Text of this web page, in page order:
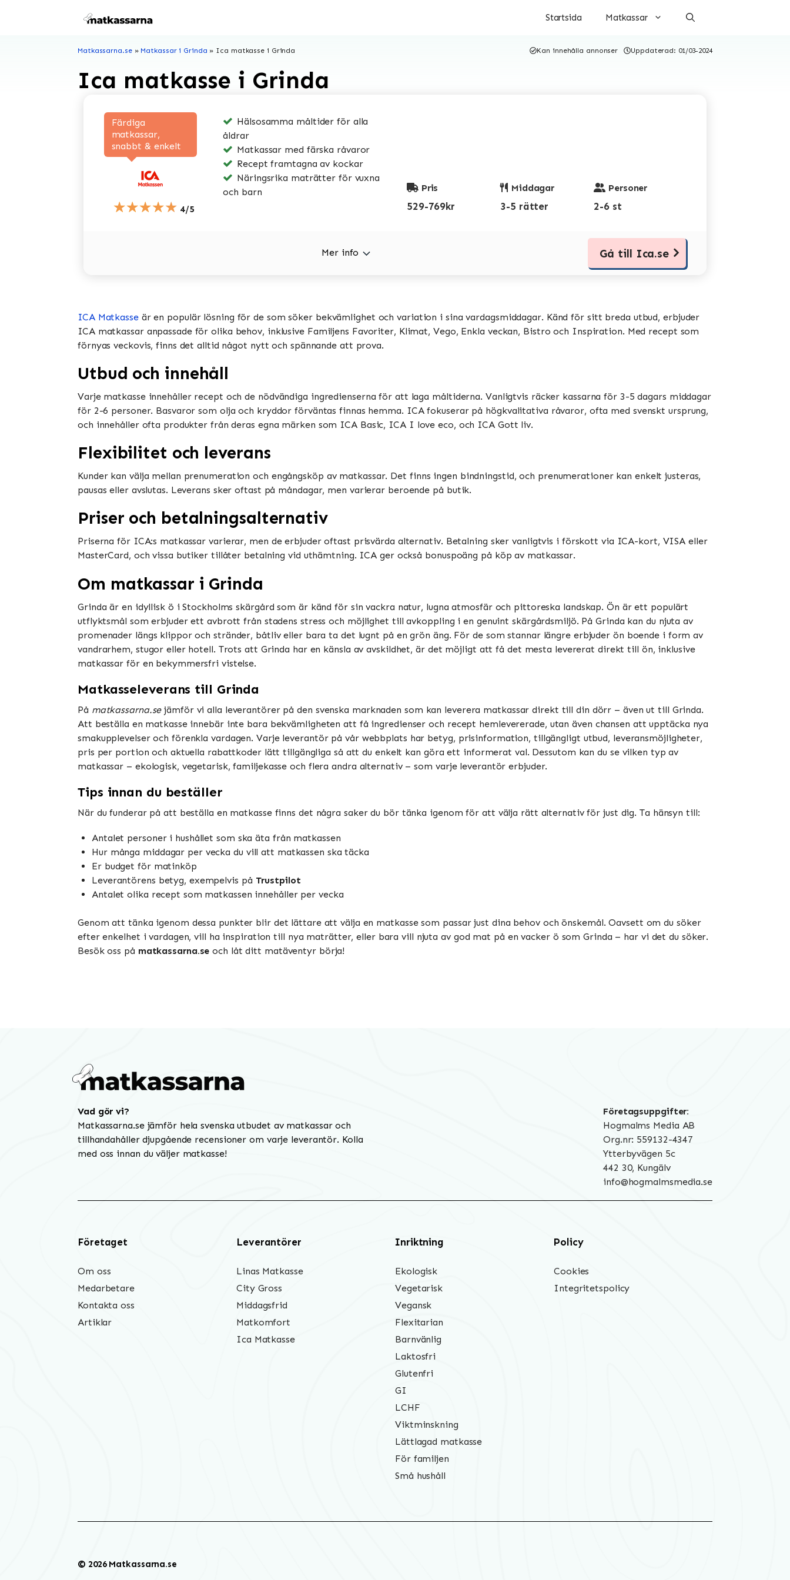
Startsida Matkassar
Matkassarna.se» Matkassar i Grinda » Ica matkasse i Grinda Kan innehålla annonser Uppdaterad: 01/03-2024
Ica matkasse i Grinda
Färdiga
matkassar,
snabbt & enkelt
★★★★★ 4/5
Hälsosamma måltider för alla
åldrar
Matkassar med färska råvaror
Recept framtagna av kockar
Näringsrika maträtter för vuxna
och barn
Pris
529-769kr
Middagar
3-5 rätter
Personer
2-6 st
Mer info Gå till Ica.se
ICA Matkasseär en populär lösning för de som söker bekvämlighet och variation i sina vardagsmiddagar. Känd för sitt breda utbud, erbjuder
ICA matkassar anpassade för olika behov, inklusive Familjens Favoriter, Klimat, Vego, Enkla veckan, Bistro och Inspiration​​​​. Med recept som
förnyas veckovis, finns det alltid något nytt och spännande att prova​​.
Utbud och innehåll
Varje matkasse innehåller recept och de nödvändiga ingredienserna för att laga måltiderna. Vanligtvis räcker kassarna för 3-5 dagars middagar
för 2-6 personer. Basvaror som olja och kryddor förväntas finnas hemma​​. ICA fokuserar på högkvalitativa råvaror, ofta med svenskt ursprung,
och innehåller ofta produkter från deras egna märken som ICA Basic, ICA I love eco, och ICA Gott liv​​.
Flexibilitet och leverans
Kunder kan välja mellan prenumeration och engångsköp av matkassar. Det finns ingen bindningstid, och prenumerationer kan enkelt justeras,
pausas eller avslutas. Leverans sker oftast på måndagar, men varierar beroende på butik​​​​.
Priser och betalningsalternativ
Priserna för ICA:s matkassar varierar, men de erbjuder oftast prisvärda alternativ. Betalning sker vanligtvis i förskott via ICA-kort, VISA eller
MasterCard, och vissa butiker tillåter betalning vid uthämtning. ICA ger också bonuspoäng på köp av matkassar​​.
Om matkassar i Grinda
Grinda är en idyllisk ö i Stockholms skärgård som är känd för sin vackra natur, lugna atmosfär och pittoreska landskap. Ön är ett populärt
utflyktsmål som erbjuder ett avbrott från stadens stress och möjlighet till avkoppling i en genuint skärgårdsmiljö. På Grinda kan du njuta av
promenader längs klippor och stränder, båtliv eller bara ta det lugnt på en grön äng. För de som stannar längre erbjuder ön boende i form av
vandrarhem, stugor eller hotell. Trots att Grinda har en känsla av avskildhet, är det möjligt att få det mesta levererat direkt till ön, inklusive
matkassar för en bekymmersfri vistelse.
Matkasseleverans till Grinda
På matkassarna.sejämför vi alla leverantörer på den svenska marknaden som kan leverera matkassar direkt till din dörr – även ut till Grinda.
Att beställa en matkasse innebär inte bara bekvämligheten att få ingredienser och recept hemlevererade, utan även chansen att upptäcka nya
smakupplevelser och förenkla vardagen. Varje leverantör på vår webbplats har betyg, prisinformation, tillgängligt utbud, leveransmöjligheter,
pris per portion och aktuella rabattkoder lätt tillgängliga så att du enkelt kan göra ett informerat val. Dessutom kan du se vilken typ av
matkassar – ekologisk, vegetarisk, familjekasse och flera andra alternativ – som varje leverantör erbjuder.
Tips innan du beställer
När du funderar på att beställa en matkasse finns det några saker du bör tänka igenom för att välja rätt alternativ för just dig. Ta hänsyn till:
Antalet personer i hushållet som ska äta från matkassen
Hur många middagar per vecka du vill att matkassen ska täcka
Er budget för matinköp
Leverantörens betyg, exempelvis på Trustpilot
Antalet olika recept som matkassen innehåller per vecka
Genom att tänka igenom dessa punkter blir det lättare att välja en matkasse som passar just dina behov och önskemål. Oavsett om du söker
efter enkelhet i vardagen, vill ha inspiration till nya maträtter, eller bara vill njuta av god mat på en vacker ö som Grinda – har vi det du söker.
Besök oss på matkassarna.se och låt ditt matäventyr börja!
Vad gör vi?
Matkassarna.se jämför hela svenska utbudet av matkassar och
tillhandahåller djupgående recensioner om varje leverantör. Kolla
med oss innan du väljer matkasse!
Företagsuppgifter:
Hogmalms Media AB
Org.nr: 559132-4347
Ytterbyvägen 5c
442 30, Kungälv
info@hogmalmsmedia.se
Företaget
Om oss
Medarbetare
Kontakta oss
Artiklar
Leverantörer
Linas Matkasse
City Gross
Middagsfrid
Matkomfort
Ica Matkasse
Inriktning
Ekologisk
Vegetarisk
Vegansk
Flexitarian
Barnvänlig
Laktosfri
Glutenfri
GI
LCHF
Viktminskning
Lättlagad matkasse
För familjen
Små hushåll
Policy
Cookies
Integritetspolicy
© 2026 Matkassarna.se